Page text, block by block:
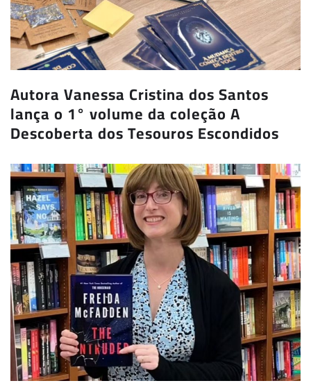
Autora Vanessa Cristina dos Santos
lança o 1° volume da coleção A
Descoberta dos Tesouros Escondidos